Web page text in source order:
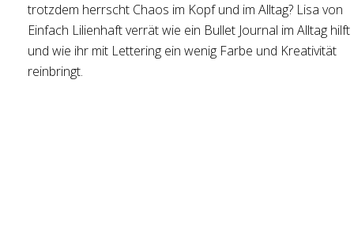
trotzdem herrscht Chaos im Kopf und im Alltag? Lisa von
Einfach Lilienhaft verrät wie ein Bullet Journal im Alltag hilft
und wie ihr mit Lettering ein wenig Farbe und Kreativität
reinbringt.